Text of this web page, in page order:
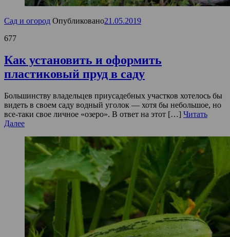
Сад и огород Опубликовано21.05.2019
677
Как установить и оформить
пластиковый пруд в саду
Большинству владельцев приусадебных участков хотелось бы
видеть в своем саду водный уголок — хотя бы небольшое, но
все-таки свое личное «озеро». В ответ на этот […] Читать
Далее